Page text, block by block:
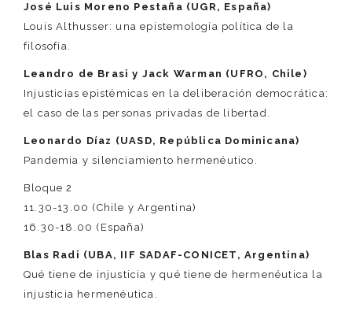
José Luis Moreno Pestaña (UGR, España)
Louis Althusser: una epistemología política de la
filosofía.
Leandro de Brasi y Jack Warman (UFRO, Chile)
Injusticias epistémicas en la deliberación democrática:
el caso de las personas privadas de libertad.
Leonardo Díaz (UASD, República Dominicana)
Pandemia y silenciamiento hermenéutico.
Bloque 2
11.30-13.00 (Chile y Argentina)
16.30-18.00 (España)
Blas Radi (UBA, IIF SADAF-CONICET, Argentina)
Qué tiene de injusticia y qué tiene de hermenéutica la
injusticia hermenéutica.